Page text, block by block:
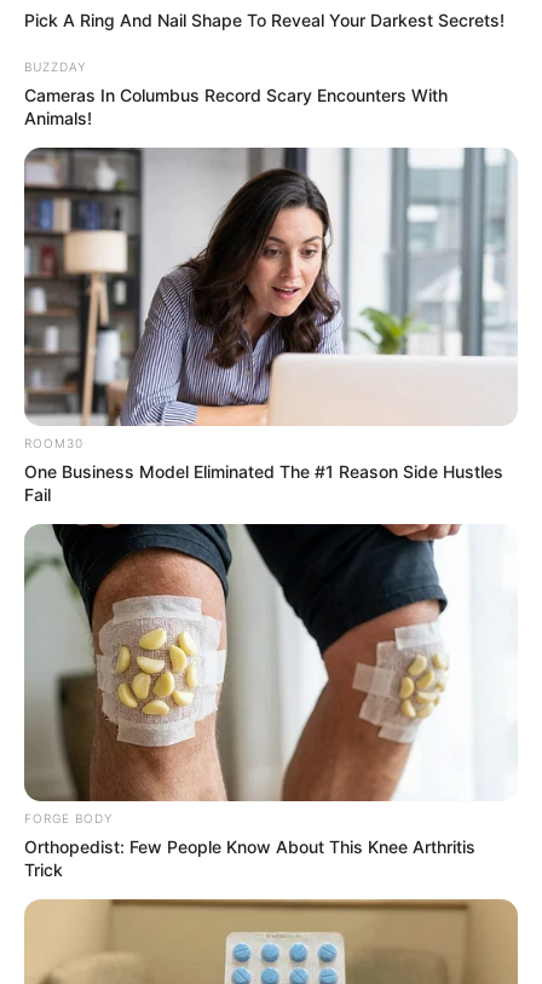
Bollywood’s Boldest Dance Scenes Still Trending
BRAINBERRIES
These Scenes Sparked Conversations Beyond The
Film
BRAINBERRIES
The 10 Most Stunning Women From Lebanon - Who
Is Your Favorite?
Pick A Ring And Nail Shape To Reveal Your Darkest Secrets!
BUZZDAY
Cameras In Columbus Record Scary Encounters With
Animals!
ROOM30
One Business Model Eliminated The #1 Reason Side Hustles
Fail
FORGE BODY
Orthopedist: Few People Know About This Knee Arthritis
Trick